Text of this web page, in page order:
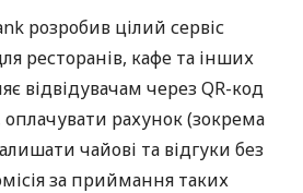
розробив цілий сервіс
ресторанів, кафе та інших
відвідувачам через QR-код
рахунок (зокрема
чайові та відгуки без
за приймання таких